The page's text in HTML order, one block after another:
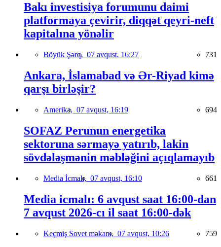
Bakı investisiya forumunu daimi
platformaya çevirir, diqqət qeyri-neft
kapitalına yönəlir
Böyük Şərq, 07 avqust, 16:27 731
Ankara, İslamabad və Ər-Riyad kimə
qarşı birləşir?
Amerika, 07 avqust, 16:19 694
SOFAZ Perunun energetika
sektoruna sərmayə yatırıb, lakin
sövdələşmənin məbləğini açıqlamayıb
Media İcmalı, 07 avqust, 16:10 661
Media icmalı: 6 avqust saat 16:00-dan
7 avqust 2026-cı il saat 16:00-dək
Keçmiş Sovet məkanı, 07 avqust, 10:26 759